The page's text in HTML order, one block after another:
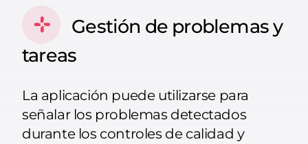
Gestión de problemas y
tareas
La aplicación puede utilizarse para
señalar los problemas detectados
durante los controles de calidad y